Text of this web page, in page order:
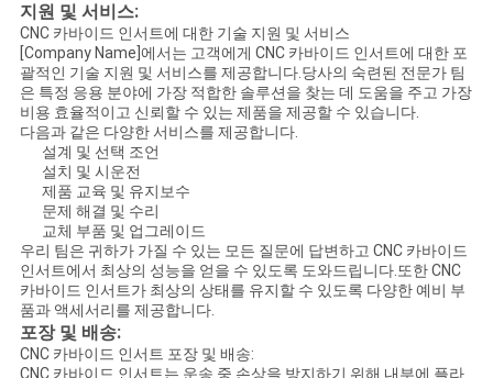
지원 및 서비스:
CNC 카바이드 인서트에 대한 기술 지원 및 서비스
[Company Name]에서는 고객에게 CNC 카바이드 인서트에 대한 포
괄적인 기술 지원 및 서비스를 제공합니다.당사의 숙련된 전문가 팀
은 특정 응용 분야에 가장 적합한 솔루션을 찾는 데 도움을 주고 가장
비용 효율적이고 신뢰할 수 있는 제품을 제공할 수 있습니다.
다음과 같은 다양한 서비스를 제공합니다.
설계 및 선택 조언
설치 및 시운전
제품 교육 및 유지보수
문제 해결 및 수리
교체 부품 및 업그레이드
우리 팀은 귀하가 가질 수 있는 모든 질문에 답변하고 CNC 카바이드
인서트에서 최상의 성능을 얻을 수 있도록 도와드립니다.또한 CNC
카바이드 인서트가 최상의 상태를 유지할 수 있도록 다양한 예비 부
품과 액세서리를 제공합니다.
포장 및 배송:
CNC 카바이드 인서트 포장 및 배송:
CNC 카바이드 인서트는 운송 중 손상을 방지하기 위해 내부에 플라